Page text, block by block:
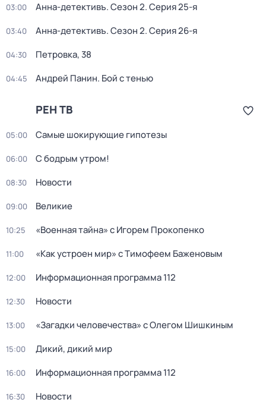
03:00 Анна-детективъ. Сезон 2. Серия 25-я
03:40 Анна-детективъ. Сезон 2. Серия 26-я
04:30 Петровка, 38
04:45 Андрей Панин. Бой с тенью
РЕН ТВ
05:00 Самые шoкиpующие гипотезы
06:00 С бодрым утром!
08:30 Новости
09:00 Великие
10:25 «Военная тайна» с Игорем Прокопенко
11:00 «Как устроен мир» с Тимофеем Баженовым
12:00 Информационная программа 112
12:30 Новости
13:00 «Загадки человечeства» с Олeгом Шишкиным
15:00 Дикий, дикий мир
16:00 Информационная программа 112
16:30
Новости